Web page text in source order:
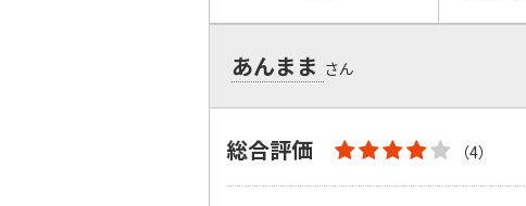
あんまま さん
総合評価 （4）